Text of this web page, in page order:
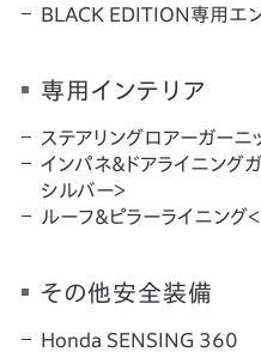
BLACK EDITION専用エ
専用インテリア
ステアリングロアーガーニ
インパネ＆ドアライニング
シルバー＞
ルーフ＆ピラーライニング
その他安全装備
Honda SENSING 360